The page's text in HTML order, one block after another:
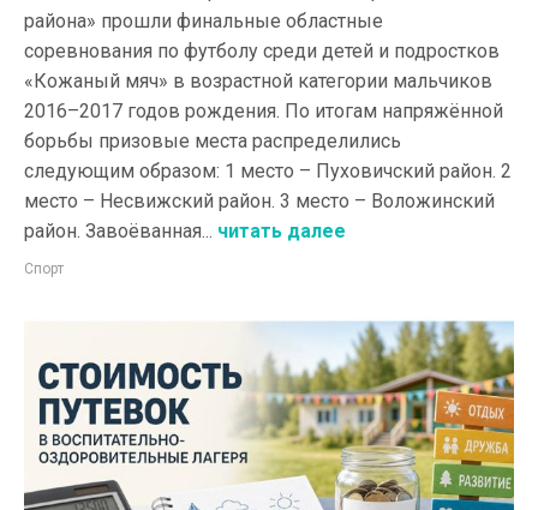
района» прошли финальные областные
соревнования по футболу среди детей и подростков
«Кожаный мяч» в возрастной категории мальчиков
2016–2017 годов рождения. По итогам напряжённой
борьбы призовые места распределились
следующим образом: 1 место – Пуховичский район. 2
место – Несвижский район. 3 место – Воложинский
район. Завоёванная... читать далее
Спорт